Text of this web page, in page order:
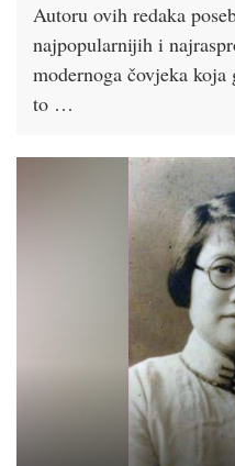
Autoru ovih redaka
najpopularnijih i
modernoga čovjeka
to …